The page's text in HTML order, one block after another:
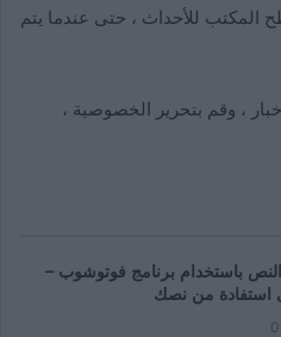
للأحداث ، حتى عندما يتم
، وقم بتحرير الخصوصية ،
النص باستخدام برنامج فوتوشوب –
استفادة من نصك